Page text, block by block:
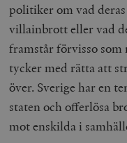
politiker om vad
villainbrott eller vad
framstår förvisso
tycker med rätta att
över. Sverige har en
staten och offerlösa
mot enskilda i